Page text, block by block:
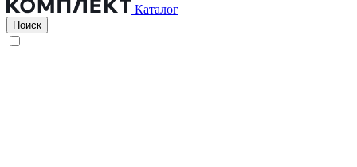
Каталог
Поиск